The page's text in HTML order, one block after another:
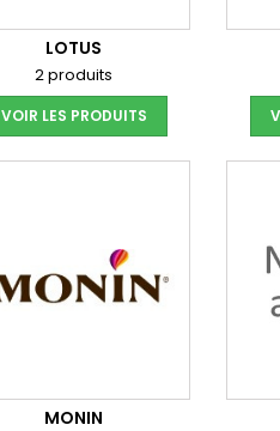
LOTUS
2 produits
VOIR LES PRODUITS
MONIN